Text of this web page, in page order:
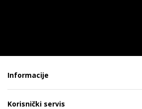
Informacije
Korisnički servis